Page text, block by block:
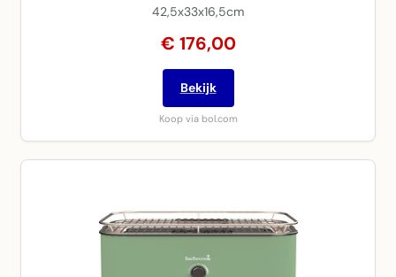
42,5x33x16,5cm
€ 176,00
Bekijk
Koop via bol.com